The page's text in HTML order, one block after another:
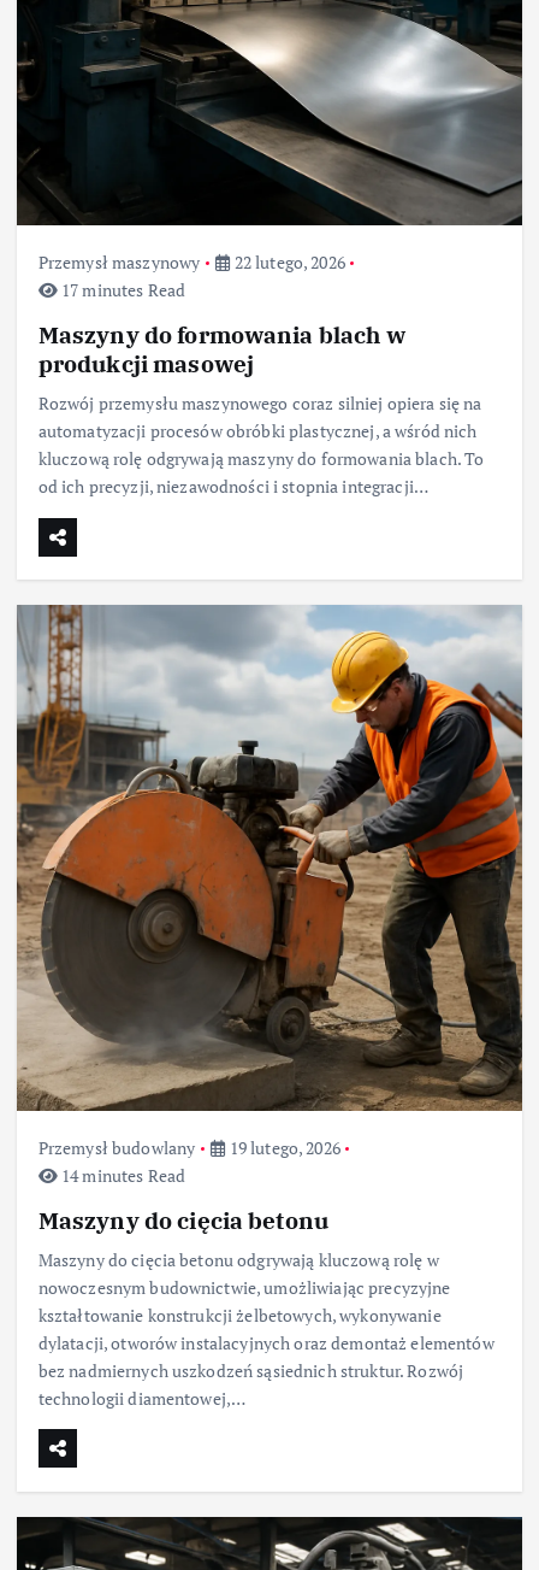
Przemysł maszynowy
22 lutego, 2026
17 minutes Read
Maszyny do formowania blach w
produkcji masowej
Rozwój przemysłu maszynowego coraz silniej opiera się na
automatyzacji procesów obróbki plastycznej, a wśród nich
kluczową rolę odgrywają maszyny do formowania blach. To
od ich precyzji, niezawodności i stopnia integracji…
Przemysł budowlany
19 lutego, 2026
14 minutes Read
Maszyny do cięcia betonu
Maszyny do cięcia betonu odgrywają kluczową rolę w
nowoczesnym budownictwie, umożliwiając precyzyjne
kształtowanie konstrukcji żelbetowych, wykonywanie
dylatacji, otworów instalacyjnych oraz demontaż elementów
bez nadmiernych uszkodzeń sąsiednich struktur. Rozwój
technologii diamentowej,…